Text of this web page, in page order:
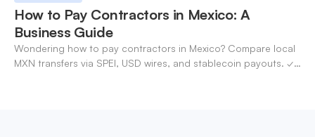
How to Pay Contractors in Mexico: A
Business Guide
Wondering how to pay contractors in Mexico? Compare local
MXN transfers via SPEI, USD wires, and stablecoin payouts. ✓